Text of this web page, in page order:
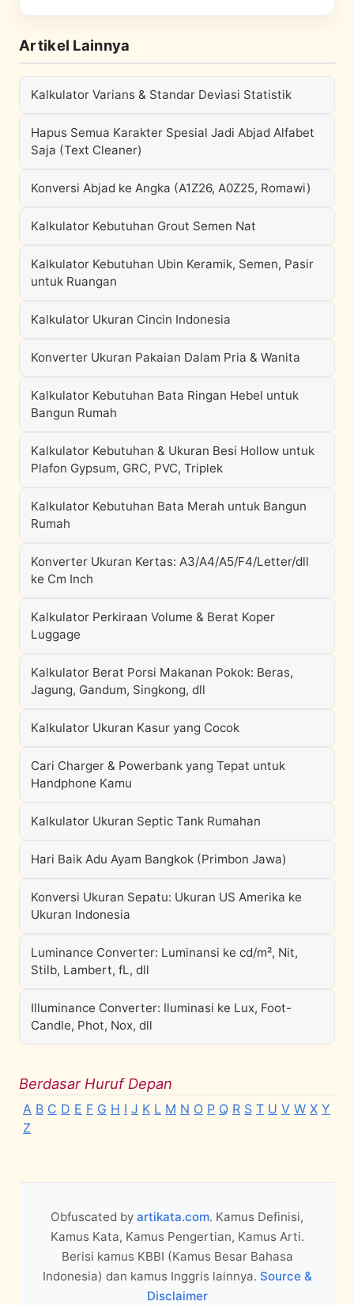
Artikel Lainnya
Kalkulator Varians & Standar Deviasi Statistik
Hapus Semua Karakter Spesial Jadi Abjad Alfabet
Saja (Text Cleaner)
Konversi Abjad ke Angka (A1Z26, A0Z25, Romawi)
Kalkulator Kebutuhan Grout Semen Nat
Kalkulator Kebutuhan Ubin Keramik, Semen, Pasir
untuk Ruangan
Kalkulator Ukuran Cincin Indonesia
Konverter Ukuran Pakaian Dalam Pria & Wanita
Kalkulator Kebutuhan Bata Ringan Hebel untuk
Bangun Rumah
Kalkulator Kebutuhan & Ukuran Besi Hollow untuk
Plafon Gypsum, GRC, PVC, Triplek
Kalkulator Kebutuhan Bata Merah untuk Bangun
Rumah
Konverter Ukuran Kertas: A3/A4/A5/F4/Letter/dll
ke Cm Inch
Kalkulator Perkiraan Volume & Berat Koper
Luggage
Kalkulator Berat Porsi Makanan Pokok: Beras,
Jagung, Gandum, Singkong, dll
Kalkulator Ukuran Kasur yang Cocok
Cari Charger & Powerbank yang Tepat untuk
Handphone Kamu
Kalkulator Ukuran Septic Tank Rumahan
Hari Baik Adu Ayam Bangkok (Primbon Jawa)
Konversi Ukuran Sepatu: Ukuran US Amerika ke
Ukuran Indonesia
Luminance Converter: Luminansi ke cd/m², Nit,
Stilb, Lambert, fL, dll
Illuminance Converter: Iluminasi ke Lux, Foot-
Candle, Phot, Nox, dll
Berdasar Huruf Depan
A B C D E F G H I J K L M N O P Q R S T U V W X Y
Z
Obfuscated by artikata.com. Kamus Definisi,
Kamus Kata, Kamus Pengertian, Kamus Arti.
Berisi kamus KBBI (Kamus Besar Bahasa
Indonesia) dan kamus Inggris lainnya. Source &
Disclaimer